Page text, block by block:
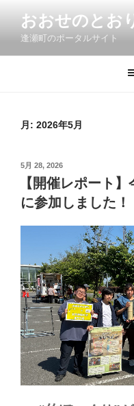
ン
おおせのとお
逢瀬町のポータルサイト
月: 2026年5月
投
日:
5月 28, 2026
【開催レポート
に参加しました！